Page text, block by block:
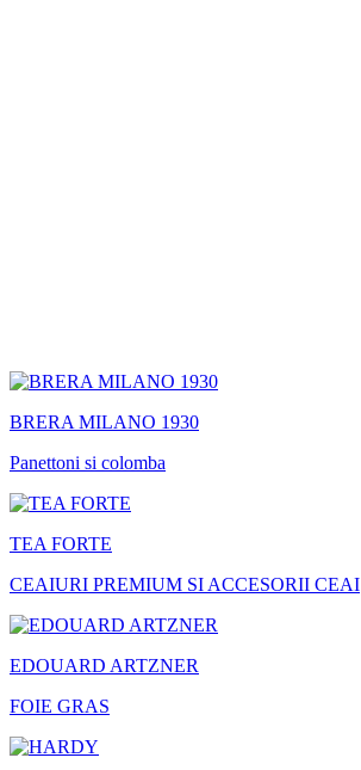
BRERA MILANO 1930
Panettoni si colomba
TEA FORTE
CEAIURI PREMIUM SI ACCESORII CEAI
EDOUARD ARTZNER
FOIE GRAS